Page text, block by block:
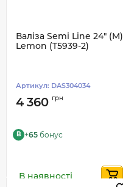
Валіза Semi Line 24" (M)
Lemon (T5939-2)
Артикул: DAS304034
4 360 грн
B +65 бонус
В наявності